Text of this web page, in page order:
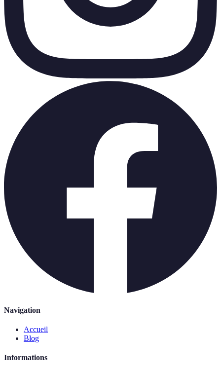
Navigation
Accueil
Blog
Informations